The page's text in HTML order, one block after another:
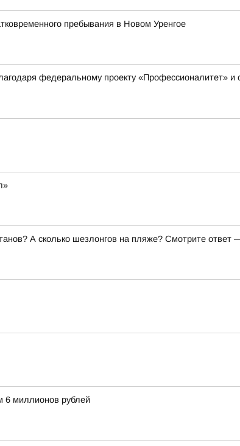
пребывания в Новом Уренгое
федеральному проекту «Профессионалитет»
А сколько шезлонгов на пляже? Смотрите
6 миллионов рублей